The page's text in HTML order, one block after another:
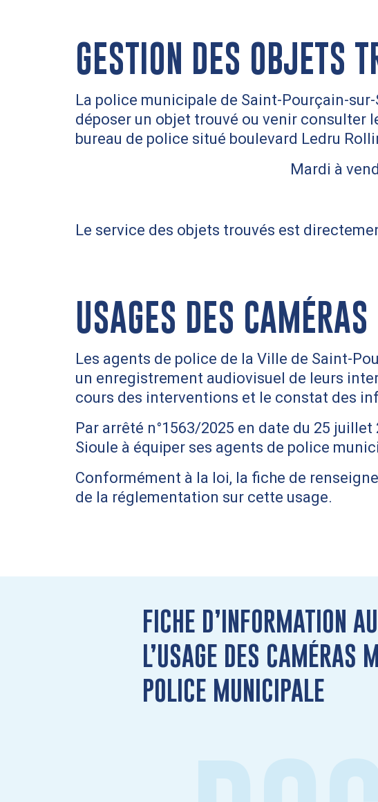
GESTION DES OBJETS
La police municipale de Saint-Pourçain-
déposer un objet trouvé ou venir consulter
bureau de police situé boulevard Ledru
Mardi à
Le service des objets trouvés est
USAGES DES
Les agents de police de la Ville de Saint-
un enregistrement audiovisuel de leurs
cours des interventions et le constat des
Par arrêté n°1563/2025 en date du 25
Sioule à équiper ses agents de police
Conformément à la loi, la fiche de
de la réglementation sur cette usage.
FICHE D’INFORMATION
L’USAGE DES CAMÉRAS
POLICE MUNICIPALE